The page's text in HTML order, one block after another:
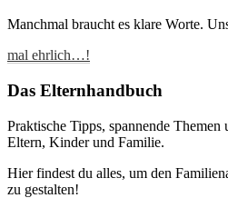
Manchmal braucht es klare Worte.
mal ehrlich…!
Das Elternhandbuch
Praktische Tipps, spannende
Eltern, Kinder und Familie.
Hier findest du alles, um den
zu gestalten!